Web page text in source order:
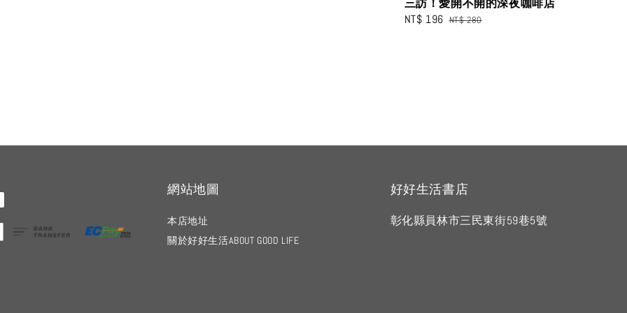
三訪！愛開不開的深夜咖啡店
Sale
NT$ 196 Regular
NT$ 280
網站地圖
本店地址
關於好好生活ABOUT GOOD LIFE
好好生活書店
彰化縣員林市三民東街59巷5號